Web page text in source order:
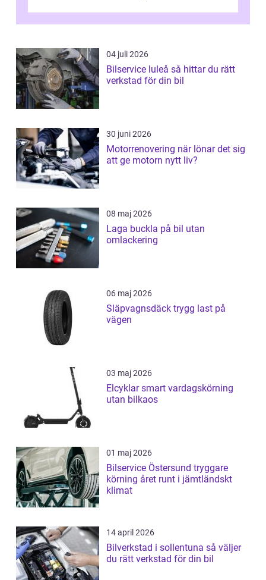
04 juli 2026
Bilservice luleå så hittar du rätt
verkstad för din bil
30 juni 2026
Motorrenovering när lönar det sig
att ge motorn nytt liv?
08 maj 2026
Laga buckla på bil utan
omlackering
06 maj 2026
Släpvagnsdäck trygg last på
vägen
03 maj 2026
Elcyklar smart vardagskörning
utan bilkaos
01 maj 2026
Bilservice Östersund tryggare
körning året runt i jämtländskt
klimat
14 april 2026
Bilverkstad i sollentuna så väljer
du rätt verkstad för din bil